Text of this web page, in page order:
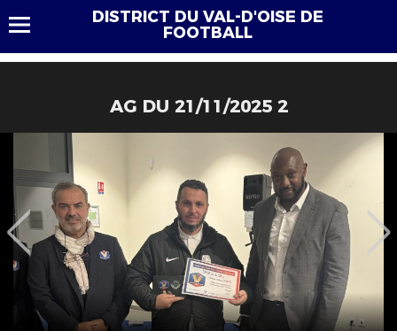
DISTRICT DU VAL-D'OISE DE
FOOTBALL
AG DU 21/11/2025 2